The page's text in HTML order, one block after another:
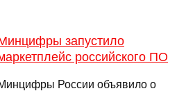
запустило
российского ПО
России объявило о